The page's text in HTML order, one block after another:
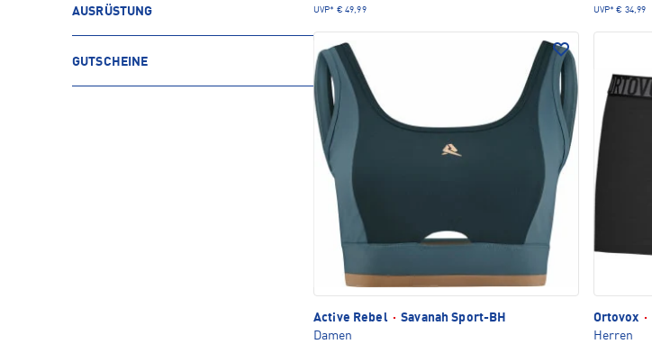
AUSRÜSTUNG
GUTSCHEINE
UVP* € 49,99 UVP* € 34,99
Active Rebel · Savanah Sport-BH
Damen
Ortovox ·
Herren